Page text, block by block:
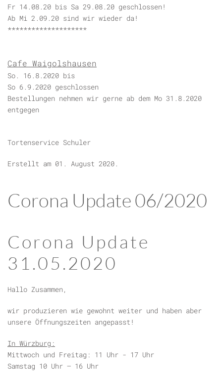
Fr 14.08.20 bis Sa 29.08.20 geschlossen!
Ab Mi 2.09.20 sind wir wieder da!
********************
Cafe Waigolshausen
So. 16.8.2020 bis
So 6.9.2020 geschlossen
Bestellungen nehmen wir gerne ab dem Mo 31.8.2020
entgegen
Tortenservice Schuler
Erstellt am 01. August 2020.
Corona Update 06/2020
Corona Update
31.05.2020
Hallo Zusammen,
wir produzieren wie gewohnt weiter und haben aber
unsere Öffnungszeiten angepasst!
In Würzburg:
Mittwoch und Freitag: 11 Uhr - 17 Uhr
Samstag 10 Uhr – 16 Uhr